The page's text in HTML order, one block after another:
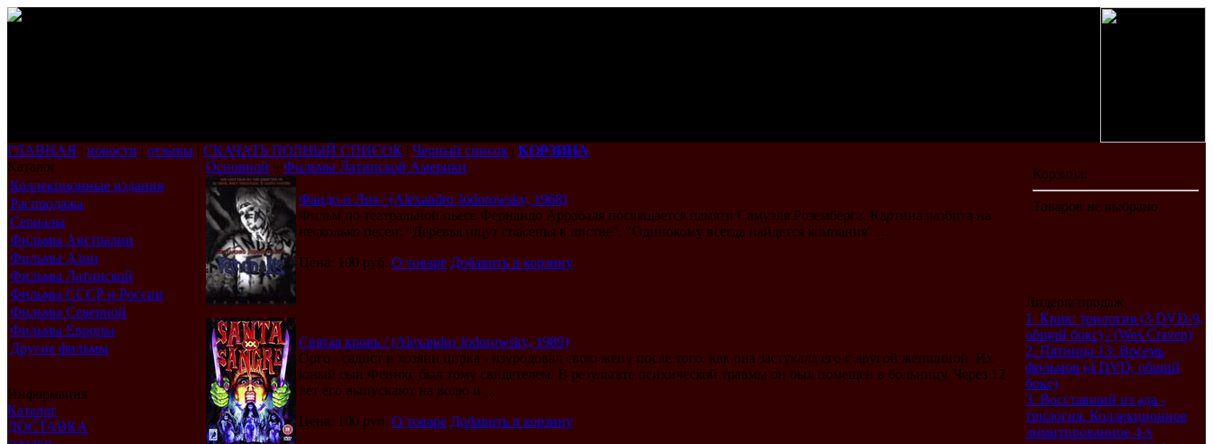
ГЛАВНАЯ | новости | отзывы | СКАЧАТЬ ПОЛНЫЙ СПИСОК | Черный список | КОРЗИНА
Каталог
Коллекционные издания
Распродажа
Сериалы
Фильмы Австралии
Фильмы Азии
Фильмы Латинской
Америки
Фильмы СССР и России
Фильмы Северной
Америки
Фильмы Европы
Другие фильмы
Информация
Каталог
ДОСТАВКА
Основной » Фильмы Латинской Америки
Фандо и Лиз / (Alexandro Jodorowsky, 1968)
Фильм по театральной пьесе Фернандо Аррабаля посвящается памяти Самуэля Роземберга. Картина разбита на
несколько песен: "Деревья ищут спасенья в листве", "Одинокому всегда найдется компания" ...
Цена: 100 руб. О товаре Добавить в корзину
Святая кровь / (Alexandro Jodorowsky, 1989)
Орго - садист и хозяин цирка - изуродовал свою жену после того, как она застукала его с другой женщиной. Их
юный сын Феникс был тому свидетелем. В результате психической травмы он был помещен в больницу. Через 12
лет его выпускают на волю и ...
Цена: 100 руб. О товаре Добавить в корзину
Лидеры продаж
1. Крик: трилогия (3 DVD-9,
общий бокс) / (Wes Craven)
2. Пятница 13: Восемь
фильмов (4 DVD, общий
бокс)
3. Восставший из ада -
трилогия. Коллекционное
лимитированное 4-х